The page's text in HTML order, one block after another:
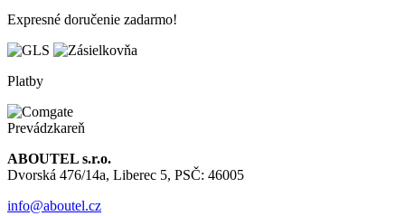
Expresné doručenie zadarmo!
Platby
Prevádzkareň
ABOUTEL s.r.o.
Dvorská 476/14a, Liberec 5, PSČ: 46005
info@aboutel.cz